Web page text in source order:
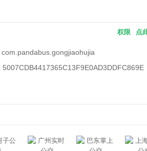
点
权限
com.pandabus.gongjiaohujia
5007CDB4417365C13F9E0AD3DDFC869E